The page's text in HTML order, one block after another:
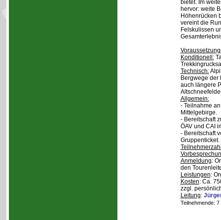
bietet. Im
hervor: weite
Höhenrücken
vereint die
Felskulissen
Konditionell:
Technisch:
Bergwege
auch längere
Allgemein:
- Teilnahme
Mittelgebirge.
- Bereitschaft
ÖAV und CAI
- Bereitschaft
Gruppenticket.
Anmeldung:
den
Leistungen:
Kosten: Ca.
zzgl.
Leitung:
Teilnehmende: